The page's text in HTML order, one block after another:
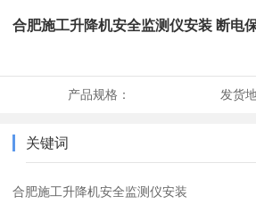
合肥施工升降机安全监测仪安装 断电
产品规格： 发货
关键词
合肥施工升降机安全监测仪安装